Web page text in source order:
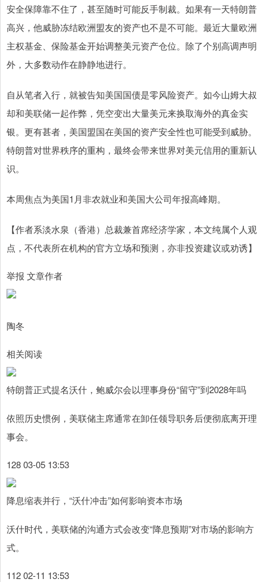
安全保障靠不住了，甚至随时可能反手制裁。如果有一天特朗普
高兴，他威胁冻结欧洲盟友的资产也不是不可能。最近大量欧洲
主权基金、保险基金开始调整美元资产仓位。除了个别高调声明
外，大多数动作在静静地进行。
自从笔者入行，就被告知美国国债是零风险资产。如今山姆大叔
却和美联储一起作弊，凭空变出大量美元来换取海外的真金实
银。更有甚者，美国盟国在美国的资产安全性也可能受到威胁。
特朗普对世界秩序的重构，最终会带来世界对美元信用的重新认
识。
本周焦点为美国1月非农就业和美国大公司年报高峰期。
【作者系淡水泉（香港）总裁兼首席经济学家，本文纯属个人观
点，不代表所在机构的官方立场和预测，亦非投资建议或劝诱】
举报 文章作者
陶冬
相关阅读
特朗普正式提名沃什，鲍威尔会以理事身份“留守”到2028年吗
依照历史惯例，美联储主席通常在卸任领导职务后便彻底离开理
事会。
128 03-05 13:53
降息缩表并行，“沃什冲击”如何影响资本市场
沃什时代，美联储的沟通方式会改变“降息预期”对市场的影响方
式。
112 02-11 13:53